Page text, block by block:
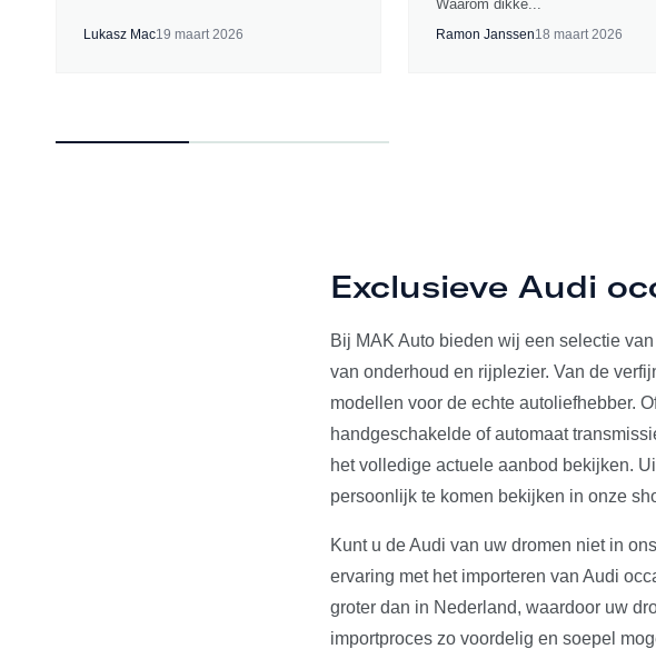
Lukasz Mac19 maart 2026
Waarom dikke...
Ramon Janssen18 maart 2026
Exclusieve Audi
Bij MAK Auto bieden wij een selectie
van onderhoud en rijplezier. Van de
modellen voor de echte autoliefhebber.
handgeschakelde of automaat
het volledige actuele aanbod bekijken.
persoonlijk te komen bekijken in onze
Kunt u de Audi van uw dromen niet in
ervaring met het importeren van Audi
groter dan in Nederland, waardoor uw
importproces zo voordelig en soepel